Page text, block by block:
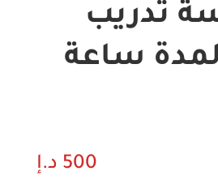
تدريب
لمدة ساعة
500 د.إ